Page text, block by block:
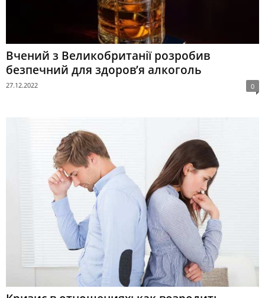
Вчений з Великобританії розробив
безпечний для здоров’я алкоголь
27.12.2022 0